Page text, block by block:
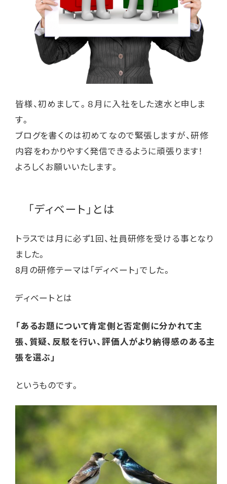
皆様、初めまして。８月に入社をした速水と申しま
す。
ブログを書くのは初めてなので緊張しますが、研修
内容をわかりやすく発信できるように頑張ります！
よろしくお願いいたします。
「ディベート」とは
トラスでは月に必ず1回、社員研修を受ける事となり
ました。
8月の研修テーマは「ディベート」でした。
ディベートとは
「あるお題について肯定側と否定側に分かれて主
張、質疑、反駁を行い、評価人がより納得感のある主
張を選ぶ」
というものです。